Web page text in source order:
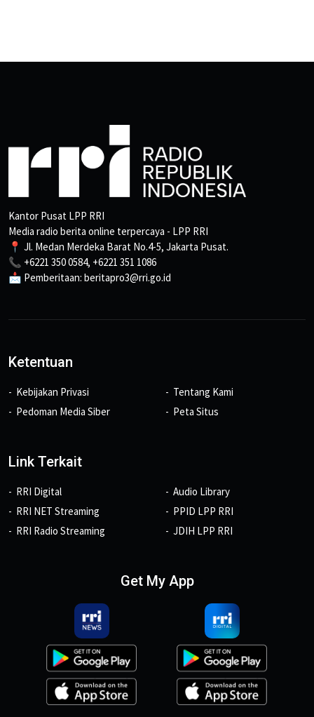
Kantor Pusat LPP RRI
Media radio berita online terpercaya - LPP RRI
📍 Jl. Medan Merdeka Barat No.4-5, Jakarta Pusat.
📞 +6221 350 0584, +6221 351 1086
📩 Pemberitaan: beritapro3@rri.go.id
Ketentuan
Kebijakan Privasi
Pedoman Media Siber
Tentang Kami
Peta Situs
Link Terkait
RRI Digital
RRI NET Streaming
RRI Radio Streaming
Audio Library
PPID LPP RRI
JDIH LPP RRI
Get My App